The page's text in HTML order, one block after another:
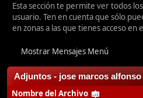
Esta sección te permite ver todos
usuario. Ten en cuenta que sólo
en zonas a las que tienes acceso en
Mostrar Mensajes Menú
Adjuntos - jose marcos alfonso
Nombre del Archivo